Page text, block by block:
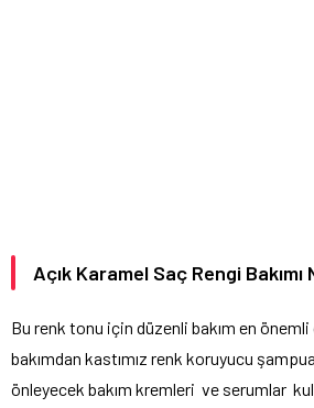
Açık Karamel Saç Rengi Bakımı
Bu renk tonu için düzenli bakım en önemli
bakımdan kastımız renk koruyucu
önleyecek bakım kremleri ve serumlar